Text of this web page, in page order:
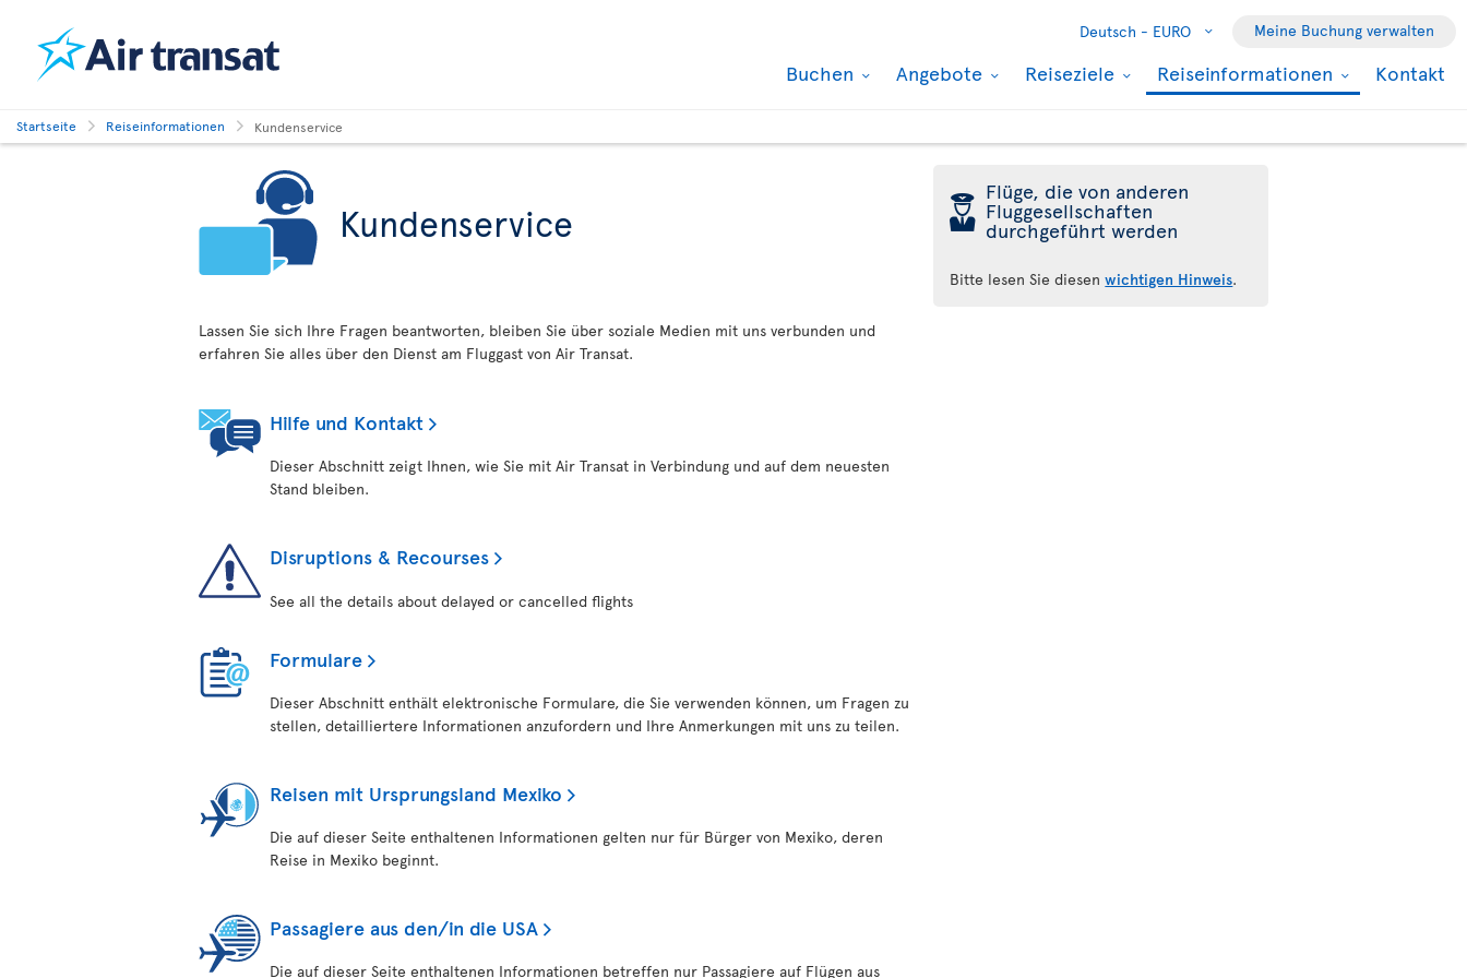
Deutsch - EURO Meine Buchung verwalten
Buchen Angebote Reiseziele Reiseinformationen Kontakt
Startseite Reiseinformationen Kundenservice
Kundenservice
Lassen Sie sich Ihre Fragen beantworten, bleiben Sie über soziale Medien mit uns verbunden und
erfahren Sie alles über den Dienst am Fluggast von Air Transat.
Hilfe und Kontakt
Dieser Abschnitt zeigt Ihnen, wie Sie mit Air Transat in Verbindung und auf dem neuesten
Stand bleiben.
Disruptions & Recourses
See all the details about delayed or cancelled flights
Formulare
Dieser Abschnitt enthält elektronische Formulare, die Sie verwenden können, um Fragen zu
stellen, detailliertere Informationen anzufordern und Ihre Anmerkungen mit uns zu teilen.
Reisen mit Ursprungsland Mexiko
Die auf dieser Seite enthaltenen Informationen gelten nur für Bürger von Mexiko, deren
Reise in Mexiko beginnt.
Passagiere aus den/in die USA
Die auf dieser Seite enthaltenen Informationen betreffen nur Passagiere auf Flügen aus
þ Flüge, die von anderen
Fluggesellschaften
durchgeführt werden
Bitte lesen Sie diesenwichtigen Hinweis.